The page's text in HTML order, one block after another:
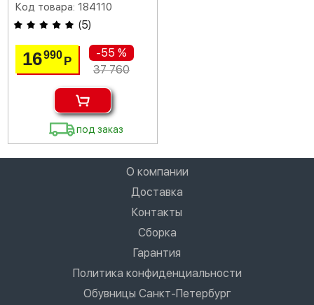
Код товара: 184110
(5)
16990Р
-55 %
37 760
под заказ
О компании
Доставка
Контакты
Сборка
Гарантия
Политика конфиденциальности
Обувницы Санкт-Петербург